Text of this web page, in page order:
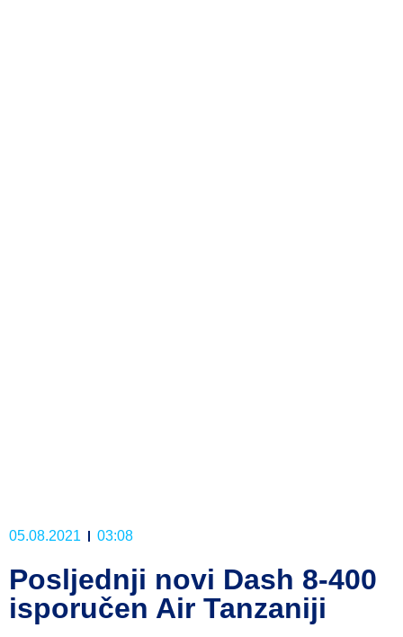
05.08.2021 03:08
Posljednji novi Dash 8-400
isporučen Air Tanzaniji